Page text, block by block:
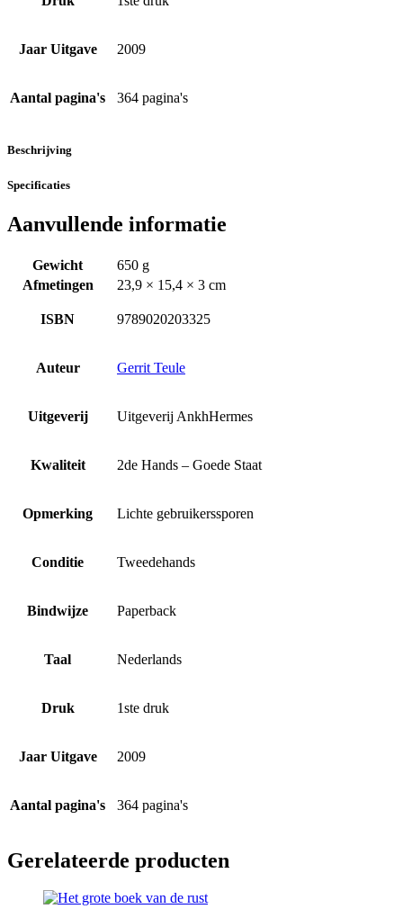
Jaar Uitgave 2009
Aantal pagina's 364 pagina's
Beschrijving
Specificaties
Aanvullende informatie
Gewicht
650 g
Afmetingen
23,9 × 15,4 × 3 cm
ISBN 9789020203325
Auteur Gerrit Teule
Uitgeverij Uitgeverij AnkhHermes
Kwaliteit 2de Hands – Goede Staat
Opmerking Lichte gebruikerssporen
Conditie Tweedehands
Bindwijze Paperback
Taal Nederlands
Druk 1ste druk
Jaar Uitgave 2009
Aantal pagina's 364 pagina's
Gerelateerde producten